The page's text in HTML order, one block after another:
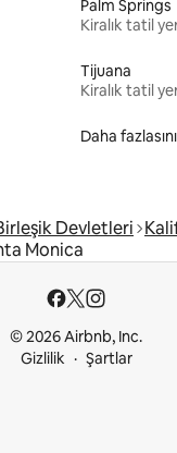
Palm Springs
Kiralık tatil
Tijuana
Kiralık tatil
Daha
Devletleri
Monica
© 2026 Airbnb, Inc.
Gizlilik
Şartlar